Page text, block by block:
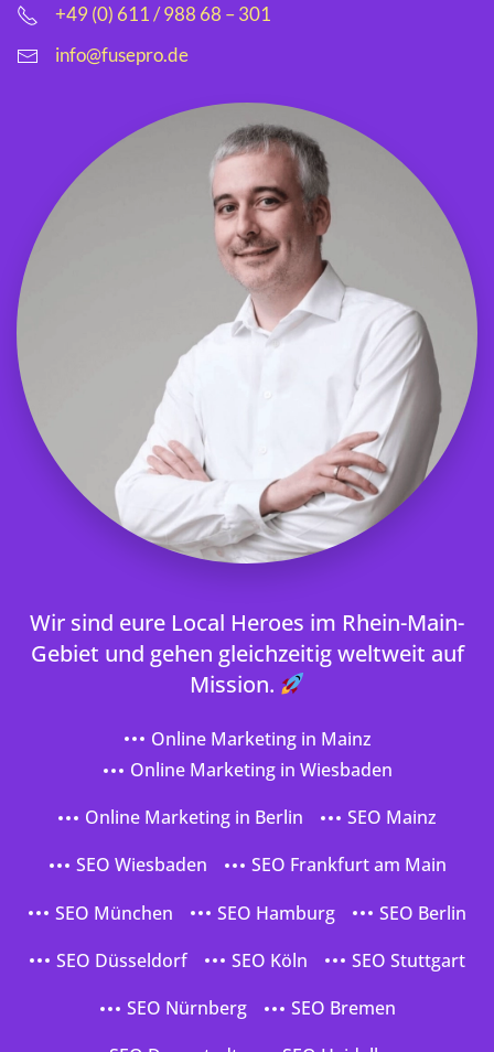
+49 (0) 611 / 988 68 – 301
info@fusepro.de
Wir sind eure Local Heroes im Rhein-Main-
Gebiet und gehen gleichzeitig weltweit auf
Mission.
Online Marketing in Mainz
Online Marketing in Wiesbaden
Online Marketing in Berlin
SEO Mainz
SEO Wiesbaden
SEO Frankfurt am Main
SEO München
SEO Hamburg
SEO Berlin
SEO Düsseldorf
SEO Köln
SEO Stuttgart
SEO Nürnberg
SEO Bremen